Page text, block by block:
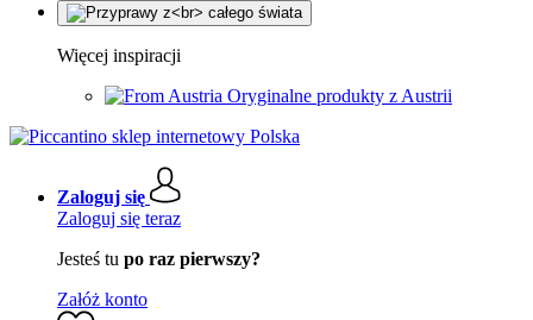
Więcej inspiracji
Oryginalne produkty z Austrii
Zaloguj się
Zaloguj się teraz
Jesteś tu po raz pierwszy?
Załóż konto